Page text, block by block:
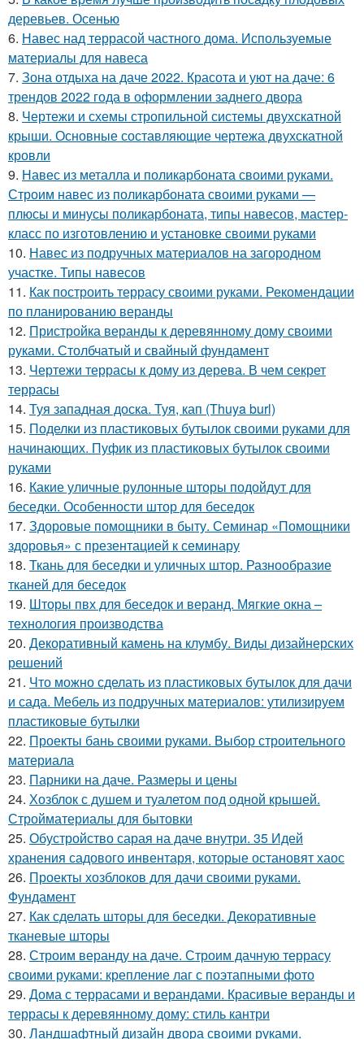
деревьев. Осенью
6. Навес над террасой частного дома. Используемые
материалы для навеса
7. Зона отдыха на даче 2022. Красота и уют на даче: 6
трендов 2022 года в оформлении заднего двора
8. Чертежи и схемы стропильной системы двухскатной
крыши. Основные составляющие чертежа двухскатной
кровли
9. Навес из металла и поликарбоната своими руками.
Строим навес из поликарбоната своими руками —
плюсы и минусы поликарбоната, типы навесов, мастер-
класс по изготовлению и установке своими руками
10. Навес из подручных материалов на загородном
участке. Типы навесов
11. Как построить террасу своими руками. Рекомендации
по планированию веранды
12. Пристройка веранды к деревянному дому своими
руками. Столбчатый и свайный фундамент
13. Чертежи террасы к дому из дерева. В чем секрет
террасы
14. Туя западная доска. Туя, кап (Thuya burl)
15. Поделки из пластиковых бутылок своими руками для
начинающих. Пуфик из пластиковых бутылок своими
руками
16. Какие уличные рулонные шторы подойдут для
беседки. Особенности штор для беседок
17. Здоровые помощники в быту. Семинар «Помощники
здоровья» с презентацией к семинару
18. Ткань для беседки и уличных штор. Разнообразие
тканей для беседок
19. Шторы пвх для беседок и веранд. Мягкие окна –
технология производства
20. Декоративный камень на клумбу. Виды дизайнерских
решений
21. Что можно сделать из пластиковых бутылок для дачи
и сада. Мебель из подручных материалов: утилизируем
пластиковые бутылки
22. Проекты бань своими руками. Выбор строительного
материала
23. Парники на даче. Размеры и цены
24. Хозблок с душем и туалетом под одной крышей.
Стройматериалы для бытовки
25. Обустройство сарая на даче внутри. 35 Идей
хранения садового инвентаря, которые остановят хаос
26. Проекты хозблоков для дачи своими руками.
Фундамент
27. Как сделать шторы для беседки. Декоративные
тканевые шторы
28. Строим веранду на даче. Строим дачную террасу
своими руками: крепление лаг с поэтапными фото
29. Дома с террасами и верандами. Красивые веранды и
террасы к деревянному дому: стиль кантри
30. Ландшафтный дизайн двора своими руками.